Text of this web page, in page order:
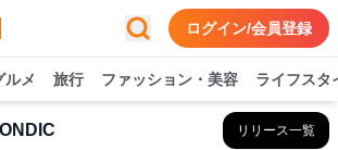
ログイン/会員登録
ルメ 旅行 ファッション・美容 ライフスタ
リリース一覧